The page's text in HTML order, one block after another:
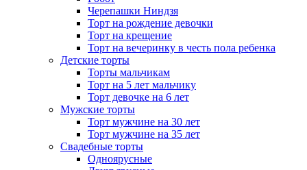
Черепашки Ниндзя
Торт на рождение девочки
Торт на крещение
Торт на вечеринку в честь пола ребенка
Детские торты
Торты мальчикам
Торт на 5 лет мальчику
Торт девочке на 6 лет
Мужские торты
Торт мужчине на 30 лет
Торт мужчине на 35 лет
Свадебные торты
Одноярусные